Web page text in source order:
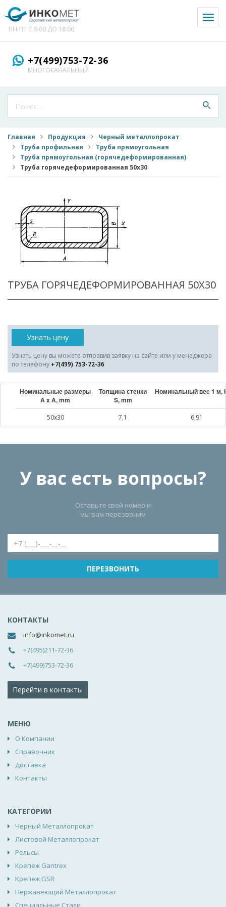
ПН-ПТ С 9:00 ДО 18:00
+7(499)753-72-36
МНОГОКАНАЛЬНЫЙ
Главная Продукция
Черный металлопрокат
Труба профильная
Труба прямоугольная
Труба прямоугольная (горячедеформированная)
Труба горячедеформированная 50x30
ТРУБА ГОРЯЧЕДЕФОРМИРОВАННАЯ 50X30
Узнать цену
Узнать цену вы можете отправив заявку на сайте или у менеджера
по телефону +7(499) 753-72-36
Номинальные размеры
A x A, mm
Толщина стенки
S, mm
Номинальный веc 1 м,
50x30 7,1 6,91
У вас есть вопросы?
Оставьте свой номер и
мы вам перезвоним
КОНТАКТЫ
info@inkomet.ru
+7(495)211-72-36
+7(499)753-72-36
Перейти в контакты
МЕНЮ
О Компании
Справочник
Доставка
Контакты
КАТЕГОРИИ
Черный Металлопрокат
Листовой Металлопрокат
Рельсы
Крепеж Gantrex
Крепеж GSR
Нержавеющий Металлопрокат
Специальные Стали